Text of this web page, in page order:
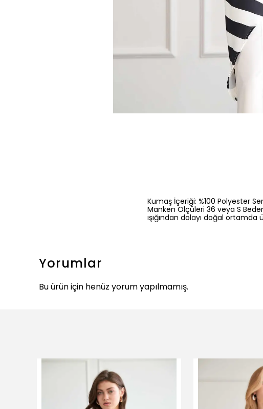
Kumaş İçeriği: %100 Polyester
Manken Ölçüleri 36 veya S
ışığından dolayı doğal
Yorumlar
Bu ürün için henüz yorum yapılmamış.